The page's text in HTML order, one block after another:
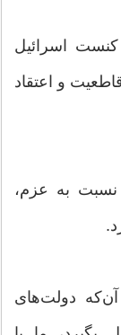
کنست اسرائیل
و اعتقاد
به عزم،
دولت‌های